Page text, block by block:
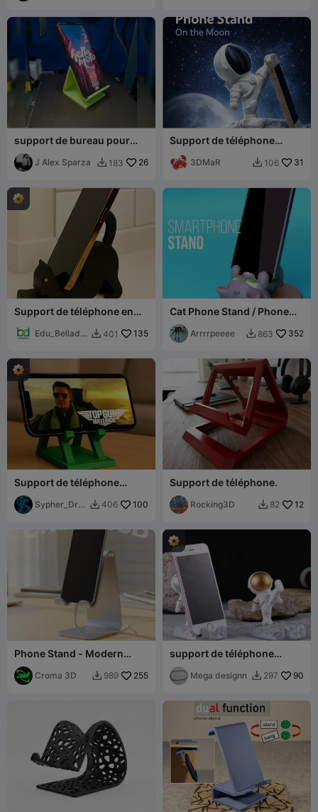
support de bureau pour
téléphone portable
J Alex Sparza  183 26
Support de téléphone
3DMaR  106 31
Support de téléphone en
Edu_Bellado
 401 135
Cat Phone Stand / Phone
Holder
Arrrrpeeee  863 352
Support de téléphone
basique
Sypher_Dra
 406 100
Support de téléphone.
Rocking3D  82 12
Phone Stand - Modern
phone stand
Croma 3D  989 255
support de téléphone
homme lunaire
Mega designn  297 90